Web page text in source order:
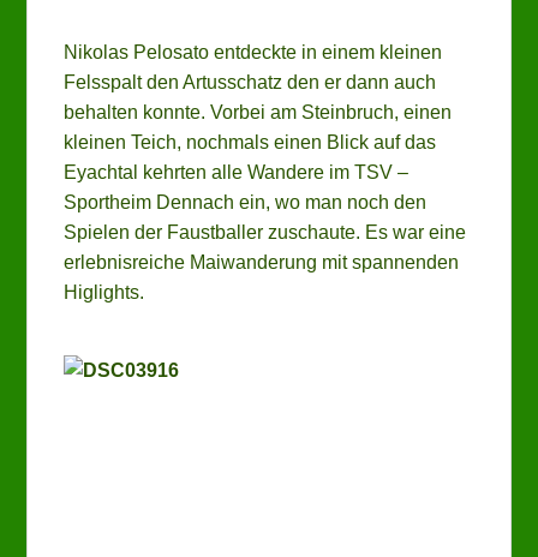
Nikolas Pelosato entdeckte in einem kleinen
Felsspalt den Artusschatz den er dann auch
behalten konnte. Vorbei am Steinbruch, einen
kleinen Teich, nochmals einen Blick auf das
Eyachtal kehrten alle Wandere im TSV –
Sportheim Dennach ein, wo man noch den
Spielen der Faustballer zuschaute. Es war eine
erlebnisreiche Maiwanderung mit spannenden
Higlights.